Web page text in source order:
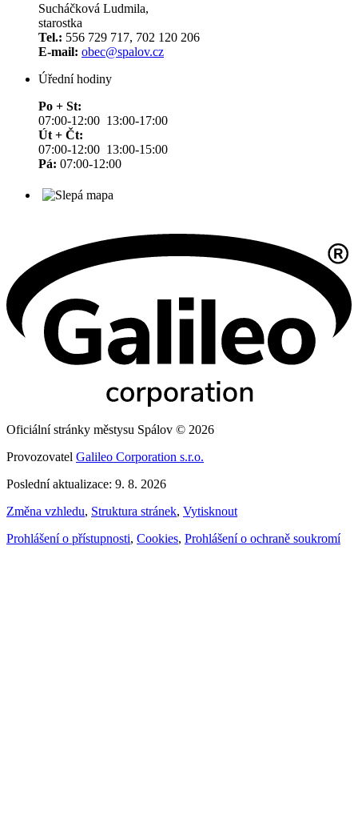
Sucháčková Ludmila,
starostka
Tel.: 556 729 717, 702 120 206
E-mail: obec@spalov.cz
Úřední hodiny
Po + St:
07:00-12:00 13:00-17:00
Út + Čt:
07:00-12:00 13:00-15:00
Pá: 07:00-12:00
Oficiální stránky městysu Spálov © 2026
Provozovatel Galileo Corporation s.r.o.
Poslední aktualizace: 9. 8. 2026
Změna vzhledu, Struktura stránek, Vytisknout
Prohlášení o přístupnosti, Cookies, Prohlášení o ochraně soukromí